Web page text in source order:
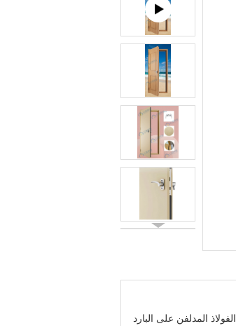
الفولاذ المدلفن على البارد